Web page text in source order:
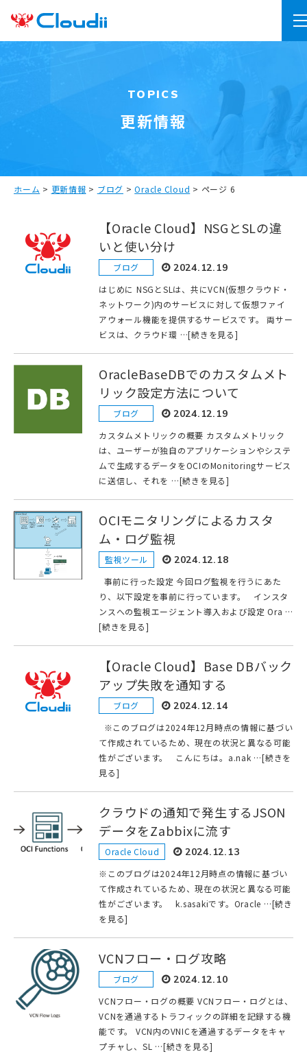
TOPICS
更新情報
ホーム > 更新情報 > ブログ >Oracle Cloud > ページ 6
【Oracle Cloud】NSGとSLの違
いと使い分け
ブログ 2024.12.19
はじめに NSGとSLは、共にVCN(仮想クラウド・
ネットワーク)内のサービスに対して仮想ファイ
アウォール機能を提供するサービスです。 両サー
ビスは、クラウド環 …[続きを見る]
OracleBaseDBでのカスタムメト
リック設定方法について
ブログ 2024.12.19
カスタムメトリックの概要 カスタムメトリック
は、ユーザーが独自のアプリケーションやシステ
ムで生成するデータをOCIのMonitoringサービス
に送信し、それを …[続きを見る]
OCIモニタリングによるカスタ
ム・ログ監視
監視ツール 2024.12.18
事前に行った設定 今回ログ監視を行うにあた
り、以下設定を事前に行っています。 インスタ
ンスへの監視エージェント導入および設定 Ora …
[続きを見る]
【Oracle Cloud】Base DBバック
アップ失敗を通知する
ブログ 2024.12.14
※このブログは2024年12月時点の情報に基づい
て作成されているため、現在の状況と異なる可能
性がございます。 こんにちは。a.nak …[続きを
見る]
クラウドの通知で発生するJSON
データをZabbixに流す
Oracle Cloud 2024.12.13
※このブログは2024年12月時点の情報に基づい
て作成されているため、現在の状況と異なる可能
性がございます。 k.sasakiです。Oracle …[続き
を見る]
VCNフロー・ログ攻略
ブログ 2024.12.10
VCNフロー・ログの概要 VCNフロー・ログとは、
VCNを通過するトラフィックの詳細を記録する機
能です。 VCN内のVNICを通過するデータをキャ
プチャし、SL …[続きを見る]